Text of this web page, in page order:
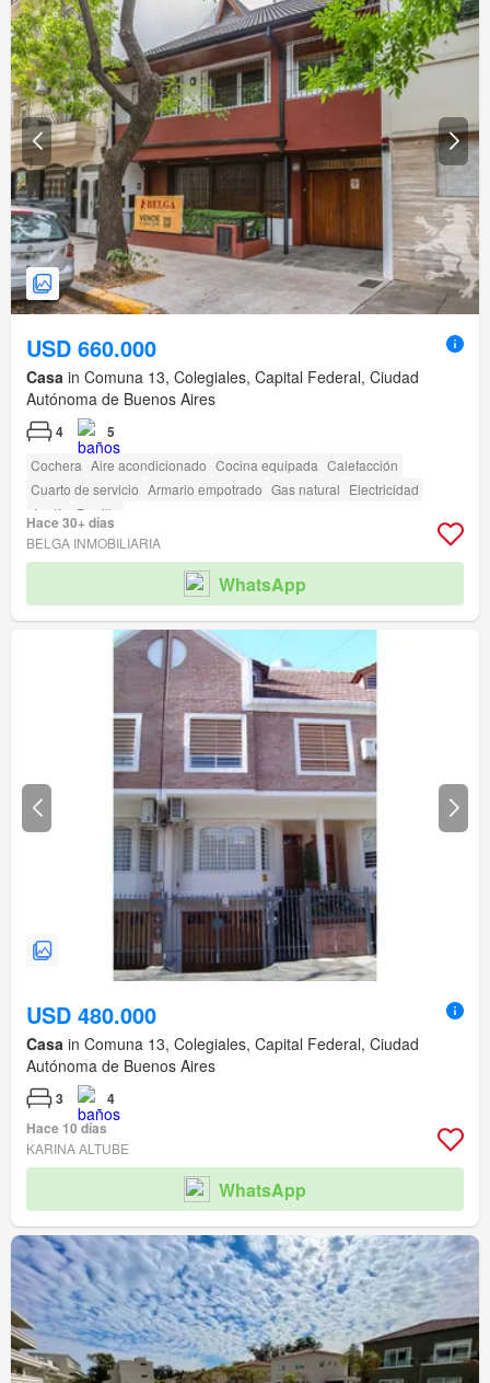
USD 660.000
Casa in Comuna 13, Colegiales, Capital Federal, Ciudad
Autónoma de Buenos Aires
4 5
Cochera Aire acondicionado Cocina equipada Calefacción
Cuarto de servicio Armario empotrado Gas natural Electricidad
Jardín
Parrilla
Hace 30+ días
BELGA INMOBILIARIA
WhatsApp
USD 480.000
Casa in Comuna 13, Colegiales, Capital Federal, Ciudad
Autónoma de Buenos Aires
3
4
Hace 10 días
KARINA ALTUBE
WhatsApp